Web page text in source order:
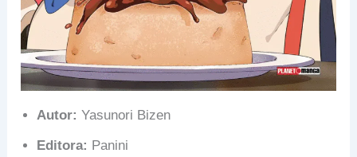
Autor: Yasunori Bizen
Editora: Panini